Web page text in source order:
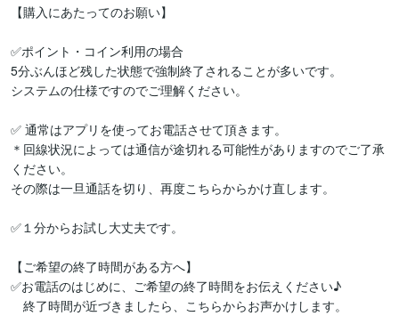
【購入にあたってのお願い】
✅ポイント・コイン利用の場合
5分ぶんほど残した状態で強制終了されることが多いです。
システムの仕様ですのでご理解ください。
✅ 通常はアプリを使ってお電話させて頂きます。
＊回線状況によっては通信が途切れる可能性がありますのでご了承
ください。
その際は一旦通話を切り、再度こちらからかけ直します。
✅１分からお試し大丈夫です。
【ご希望の終了時間がある方へ】
✅お電話のはじめに、ご希望の終了時間をお伝えください♪
終了時間が近づきましたら、こちらからお声かけします。